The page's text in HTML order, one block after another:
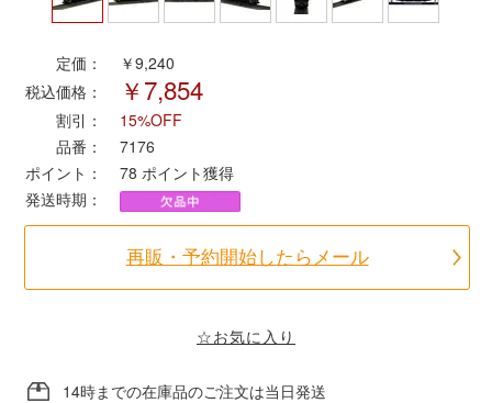
さんけい
トラムウェイ
天賞堂
TTC
定価：
￥9,240
税込価格：
￥7,854
割引：
15%OFF
品番：
7176
ポイント：
78 ポイント獲得
発送時期：
再販・予約開始したらメール
☆お気に入り
14時までの在庫品のご注文は当日発送